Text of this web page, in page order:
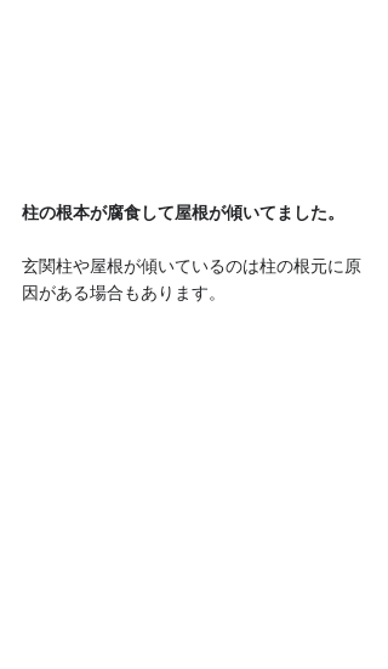
柱の根本が腐食して屋根が傾いてました。
玄関柱や屋根が傾いているのは柱の根元に原
因がある場合もあります。